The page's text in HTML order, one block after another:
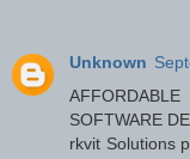
Unknown
SOFTWARE
rkvit Solutions